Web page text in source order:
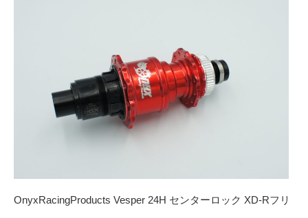
OnyxRacingProducts Vesper 24H センターロック XD-Rフリ